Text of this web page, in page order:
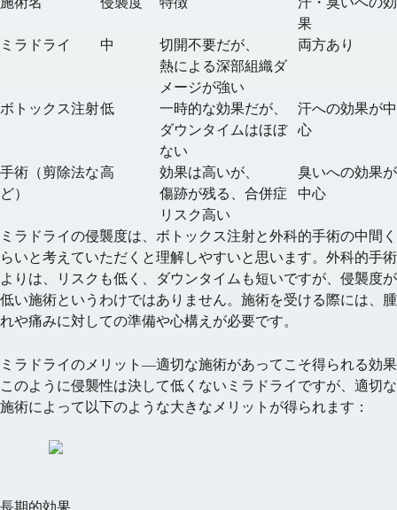
果
ミラドライ
中
切開不要だが、
熱による深部組織ダ
メージが強い
両方あり
ボトックス注射低
一時的な効果だが、
ダウンタイムはほぼ
ない
汗への効果が中
心
手術（剪除法な
ど）
高
効果は高いが、
傷跡が残る、合併症
リスク高い
臭いへの効果が
中心
ミラドライの侵襲度は、ボトックス注射と外科的手術の中間く
らいと考えていただくと理解しやすいと思います。外科的手術
よりは、リスクも低く、ダウンタイムも短いですが、侵襲度が
低い施術というわけではありません。施術を受ける際には、腫
れや痛みに対しての準備や心構えが必要です。
ミラドライのメリット—適切な施術があってこそ得られる効果
このように侵襲性は決して低くないミラドライですが、適切な
施術によって以下のような大きなメリットが得られます：
長期的効果